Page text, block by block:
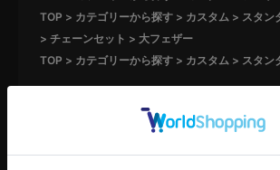
TOP
カテゴリーから探す カスタム
スタン
チェーンセット
大フェザー
TOP
カテゴリーから探す カスタム スタン